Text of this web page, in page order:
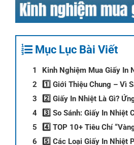
Mục Lục Bài Viết
Kinh Nghiệm Mua Giấy In
1️⃣ Giới Thiệu Chung – Vì
2️⃣ Giấy In Nhiệt Là Gì?
3️⃣ So Sánh: Giấy In
4️⃣ TOP 10+ Tiêu Chí
5️⃣ Các Loại Giấy In Nhiệt